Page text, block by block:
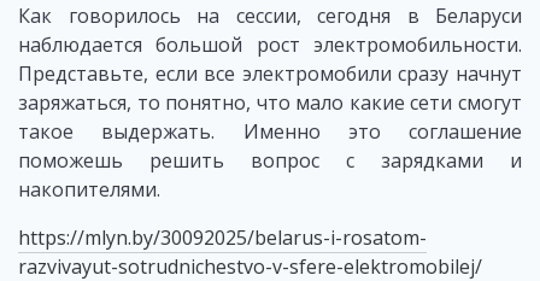
Как говорилось на сессии, сегодня в Беларуси
наблюдается большой рост электромобильности.
Представьте, если все электромобили сразу начнут
заряжаться, то понятно, что мало какие сети смогут
такое выдержать. Именно это соглашение
поможешь решить вопрос с зарядками и
накопителями.
https://mlyn.by/30092025/belarus-i-rosatom-
razvivayut-sotrudnichestvo-v-sfere-elektromobilej/